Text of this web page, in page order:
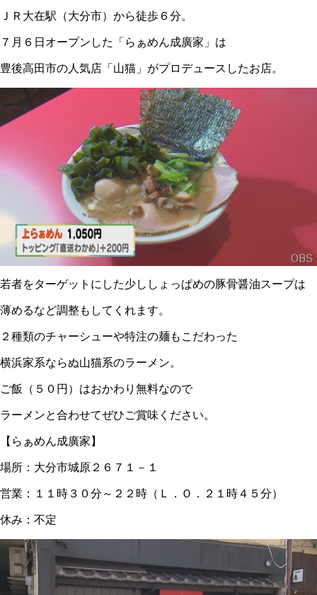
ＪＲ大在駅（大分市）から徒歩６分。
７月６日オープンした「らぁめん成廣家」は
豊後高田市の人気店「山猫」がプロデュースしたお店。
若者をターゲットにした少ししょっぱめの豚骨醤油スープは
薄めるなど調整もしてくれます。
２種類のチャーシューや特注の麺もこだわった
横浜家系ならぬ山猫系のラーメン。
ご飯（５０円）はおかわり無料なので
ラーメンと合わせてぜひご賞味ください。
【らぁめん成廣家】
場所：大分市城原２６７１－１
営業：１１時３０分～２２時（Ｌ．Ｏ．２１時４５分）
休み：不定